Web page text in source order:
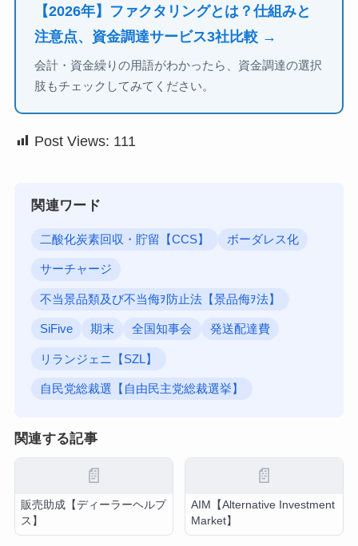
【2026年】ファクタリングとは？仕組みと
注意点、資金調達サービス3社比較 →
会計・資金繰りの用語がわかったら、資金調達の選択
肢もチェックしてみてください。
Post Views: 111
関連ワード
二酸化炭素回収・貯留【CCS】 ボーダレス化
サーチャージ
不当景品類及び不当侮ｦ防止法【景品侮ｦ法】
SiFive 期末 全国知事会 発送配達費
リランジェニ【SZL】
自民党総裁選【自由民主党総裁選挙】
関連する記事
📄
販売助成【ディーラーヘルプ
ス】
📄
AIM【Alternative Investment
Market】